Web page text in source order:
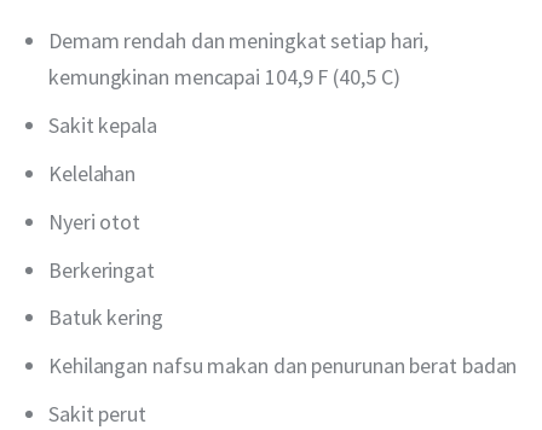
Demam rendah dan meningkat setiap hari,
kemungkinan mencapai 104,9 F (40,5 C)
Sakit kepala
Kelelahan
Nyeri otot
Berkeringat
Batuk kering
Kehilangan nafsu makan dan penurunan berat badan
Sakit perut